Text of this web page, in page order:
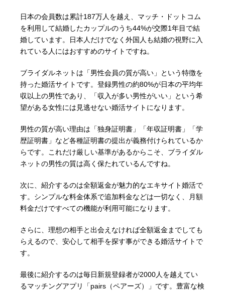
日本の会員数は累計187万人を越え、マッチ・ドットコム
を利用して結婚したカップルのうち44%が交際1年目で結
婚しています。日本人だけでなく外国人も結婚の視野に入
れている人にはおすすめのサイトですね。
ブライダルネットは「男性会員の質が高い」という特徴を
持った婚活サイトです。登録男性の約80%が日本の平均年
収以上の男性であり、「収入が多い男性がいい」という希
望がある女性には見逃せない婚活サイトになります。
男性の質が高い理由は「独身証明書」「年収証明書」「学
歴証明書」など各種証明書の提出が義務付けられているか
らです。これだけ厳しい基準があるからこそ、ブライダル
ネットの男性の質は高く保たれているんですね。
次に、紹介するのは全額返金が魅力的なエキサイト婚活で
す。シンプルな料金体系で追加料金などは一切なく、月額
料金だけですべての機能が利用可能になります。
さらに、理想の相手と出会えなければ全額返金までしても
らえるので、安心して相手を探す事ができる婚活サイトで
す。
最後に紹介するのは毎日新規登録者が2000人を越えてい
るマッチングアプリ「pairs（ペアーズ）」です。豊富な検